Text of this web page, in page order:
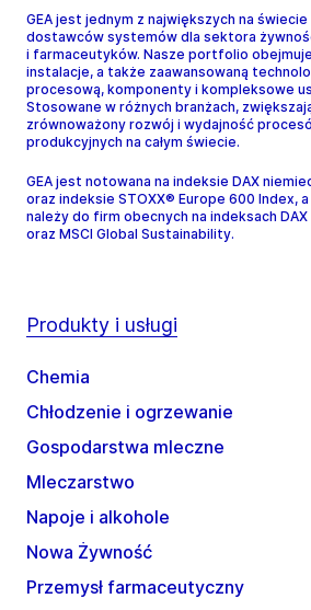
GEA jest jednym z największych na świecie
dostawców systemów dla sektora
i farmaceutyków. Nasze portfolio
instalacje, a także zaawansowaną
procesową, komponenty i kompleksowe
Stosowane w różnych branżach,
zrównoważony rozwój i wydajność
produkcyjnych na całym świecie.
GEA jest notowana na indeksie DAX
oraz indeksie STOXX® Europe 600 Index,
należy do firm obecnych na indeksach DAX
oraz MSCI Global Sustainability.
Produkty i usługi
Chemia
Chłodzenie i ogrzewanie
Gospodarstwa mleczne
Mleczarstwo
Napoje i alkohole
Nowa Żywność
Przemysł farmaceutyczny